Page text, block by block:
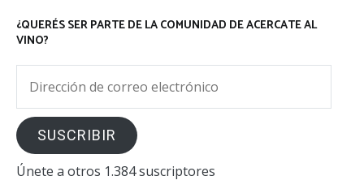
¿QUERÉS SER PARTE DE LA COMUNIDAD DE ACERCATE AL
VINO?
correo
electrónico
SUSCRIBIR
Únete a otros 1.384 suscriptores